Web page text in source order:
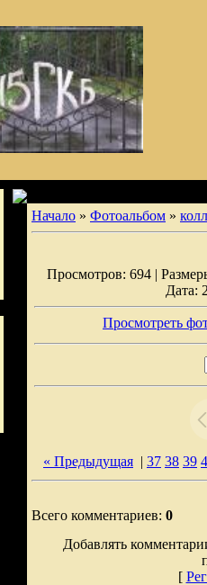
Начало » Фотоальбом »
Просмотров: 694 |
Дата:
Просмотреть
« Предыдущая | 37 38 39
Всего комментариев: 0
Добавлять
[